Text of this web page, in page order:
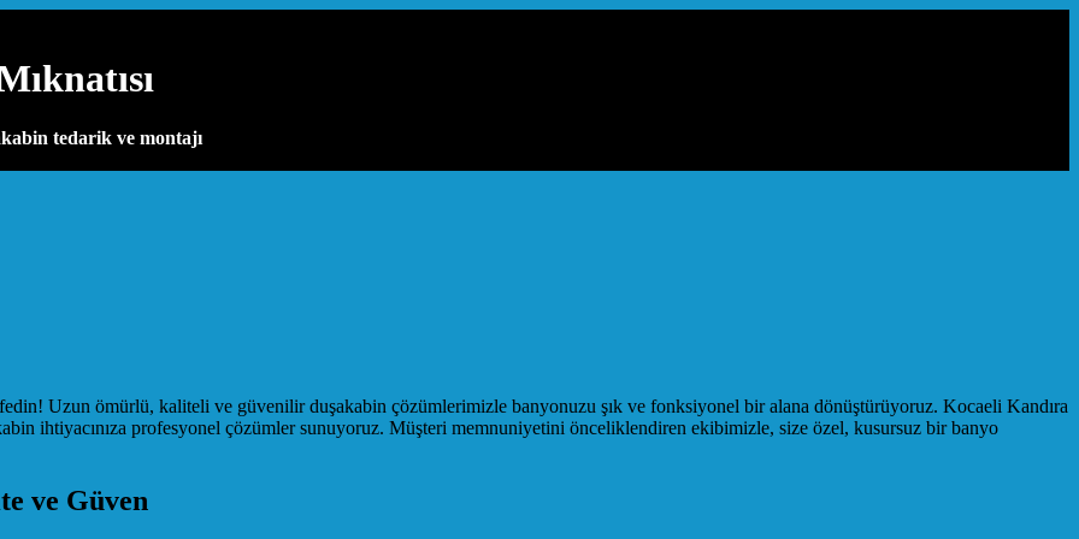
tedarik ve montajı
Uzun ömürlü, kaliteli ve güvenilir duşakabin çözümlerimizle banyonuzu şık ve fonksiyonel bir alana dönüştürüyoruz. Kocaeli Kandıra
ihtiyacınıza profesyonel çözümler sunuyoruz. Müşteri memnuniyetini önceliklendiren ekibimizle, size özel, kusursuz bir banyo
ve Güven